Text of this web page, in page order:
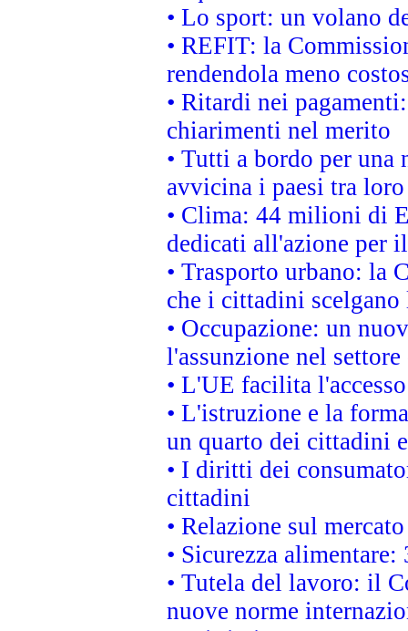
• Lo sport: un volano
• REFIT: la
rendendola meno
• Ritardi nei
chiarimenti nel merito
• Tutti a bordo per una
avvicina i paesi tra loro
• Clima: 44 milioni di
dedicati all'azione per
• Trasporto urbano: la
che i cittadini
• Occupazione: un
l'assunzione nel
• L'UE facilita
• L'istruzione e la
un quarto dei cittadini
• I diritti dei
cittadini
• Relazione sul
• Sicurezza
• Tutela del lavoro: il
nuove norme